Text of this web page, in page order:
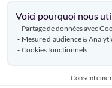
Voici pourquoi nous
Partage de données avec
Mesure d'audience &
Cookies fonctionnels
CHAISE